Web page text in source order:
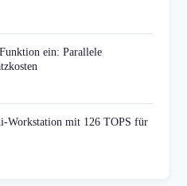
ein: Parallele
Workstation mit 126 TOPS für